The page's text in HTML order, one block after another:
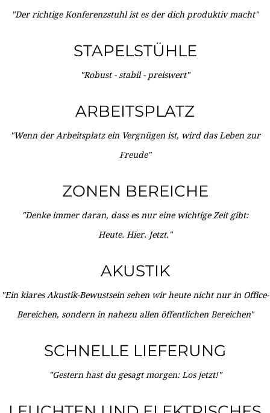
"Der richtige Konferenzstuhl ist es der dich produktiv macht"
STAPELSTÜHLE
"Robust - stabil - preiswert"
ARBEITSPLATZ
"Wenn der Arbeitsplatz ein Vergnügen ist, wird das Leben zur
Freude"
ZONEN BEREICHE
"Denke immer daran, dass es nur eine wichtige Zeit gibt:
Heute. Hier. Jetzt."
AKUSTIK
"Ein klares Akustik-Bewustsein sehen wir heute nicht nur in Office-
Bereichen, sondern in nahezu allen öffentlichen Bereichen"
SCHNELLE LIEFERUNG
"Gestern hast du gesagt morgen: Los jetzt!"